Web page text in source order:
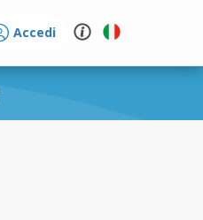
Accedi